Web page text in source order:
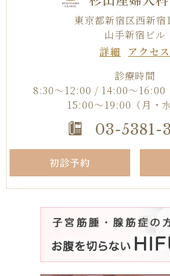
東京都新宿区西新宿
山手新宿ビル
詳細
アクセス
診療時間
8:30〜12:00 / 14:00〜16:00
15:00〜19:00（月・水
03-5381-
初診予約